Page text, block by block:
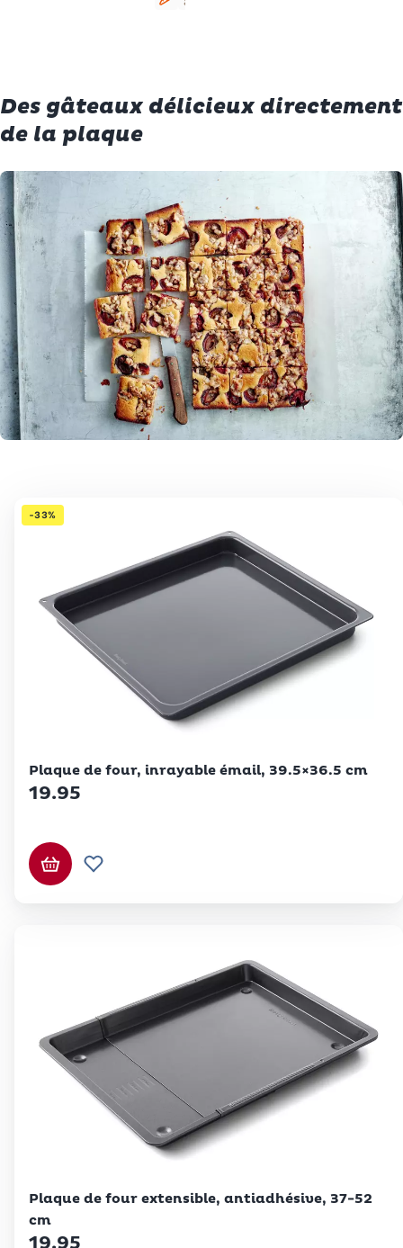
Végétarien
Des gâteaux délicieux directement
de la plaque
-33%
Plaque de four, inrayable émail, 39.5×36.5 cm
19.95
Ajouter au panier
Ajouter à la liste de souhaits.
Plaque de four extensible, antiadhésive, 37-52
cm
19.95